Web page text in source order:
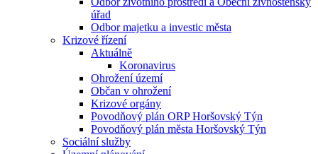
úřad
Odbor majetku a investic města
Krizové řízení
Aktuálně
Koronavirus
Ohrožení území
Občan v ohrožení
Krizové orgány
Povodňový plán ORP Horšovský Týn
Povodňový plán města Horšovský Týn
Sociální služby